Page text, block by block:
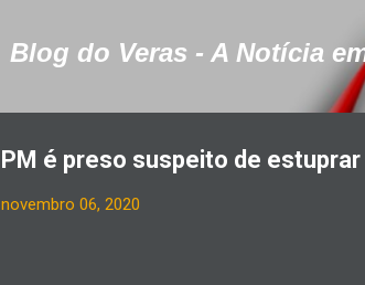
Blog do Veras - A Notícia
PM é preso suspeito de
novembro 06, 2020